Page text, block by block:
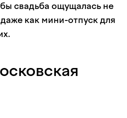
свадьба ощущалась не
как мини-отпуск для